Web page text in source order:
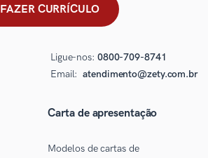
FAZER CURRÍCULO
Ligue-nos: 0800-709-8741
Email: atendimento@zety.com.br
Carta de apresentação
Modelos de cartas de